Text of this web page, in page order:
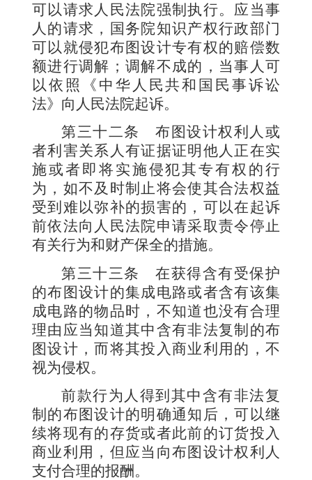
可以请求人民法院强制执行。应当事
人的请求，国务院知识产权行政部门
可以就侵犯布图设计专有权的赔偿数
额进行调解；调解不成的，当事人可
以依照《中华人民共和国民事诉讼
法》向人民法院起诉。
第三十二条布图设计权利人或
者利害关系人有证据证明他人正在实
施或者即将实施侵犯其专有权的行
为，如不及时制止将会使其合法权益
受到难以弥补的损害的，可以在起诉
前依法向人民法院申请采取责令停止
有关行为和财产保全的措施。
第三十三条在获得含有受保护
的布图设计的集成电路或者含有该集
成电路的物品时，不知道也没有合理
理由应当知道其中含有非法复制的布
图设计，而将其投入商业利用的，不
视为侵权。
前款行为人得到其中含有非法复
制的布图设计的明确通知后，可以继
续将现有的存货或者此前的订货投入
商业利用，但应当向布图设计权利人
支付合理的报酬。